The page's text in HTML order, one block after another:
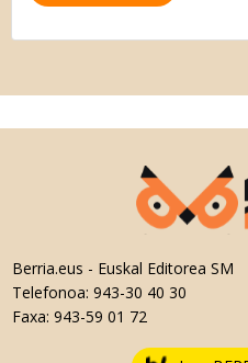
Berria.eus - Euskal Editorea SM
Telefonoa: 943-30 40 30
Faxa: 943-59 01 72